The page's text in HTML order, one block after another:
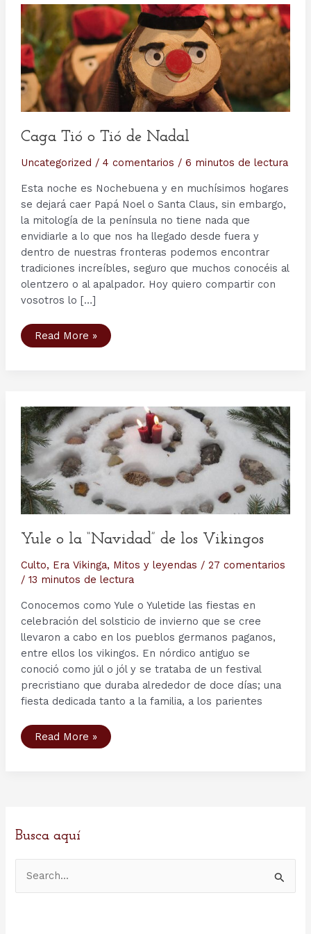
Caga Tió o Tió de Nadal
Uncategorized / 4 comentarios / 6 minutos de lectura
Esta noche es Nochebuena y en muchísimos hogares
se dejará caer Papá Noel o Santa Claus, sin embargo,
la mitología de la península no tiene nada que
envidiarle a lo que nos ha llegado desde fuera y
dentro de nuestras fronteras podemos encontrar
tradiciones increíbles, seguro que muchos conocéis al
olentzero o al apalpador. Hoy quiero compartir con
vosotros lo […]
Caga
Tió
Read More »
Yule o la “Navidad” de los Vikingos
Culto, Era Vikinga, Mitos y leyendas / 27 comentarios
/ 13 minutos de lectura
Conocemos como Yule o Yuletide las fiestas en
celebración del solsticio de invierno que se cree
llevaron a cabo en los pueblos germanos paganos,
entre ellos los vikingos. En nórdico antiguo se
conoció como júl o jól y se trataba de un festival
precristiano que duraba alrededor de doce días; una
fiesta dedicada tanto a la familia, a los parientes
Yule
o
Read More »
Busca aquí